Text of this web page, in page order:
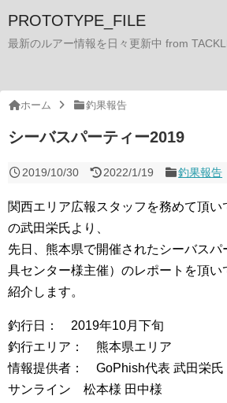
PROTOTYPE_FILE
最新のルアー情報を日々更新中 from
ホーム 釣果報告
シーバスパーティー2019
2019/10/30 2022/1/19 釣果報告
関西エリア広報スタッフを務めて頂
の武田栄氏より、
先日、熊本県で開催されたシーバスパ
具センター様主催）のレポートを頂い
紹介します。
釣行日： 2019年10月下旬
釣行エリア： 熊本県エリア
情報提供者： GoPhish代表 武田栄氏
サンライン 松本様 田中様